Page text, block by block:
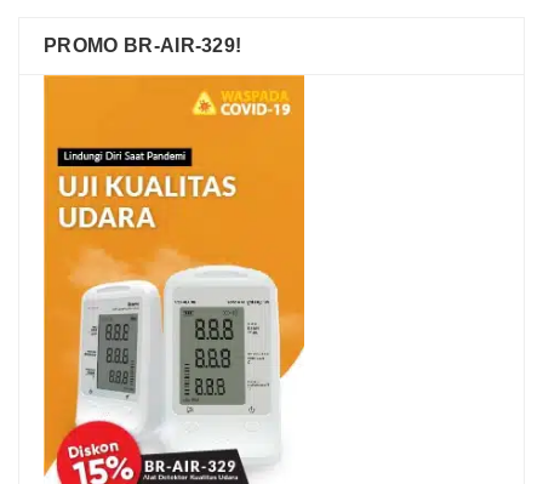
PROMO BR-AIR-329!